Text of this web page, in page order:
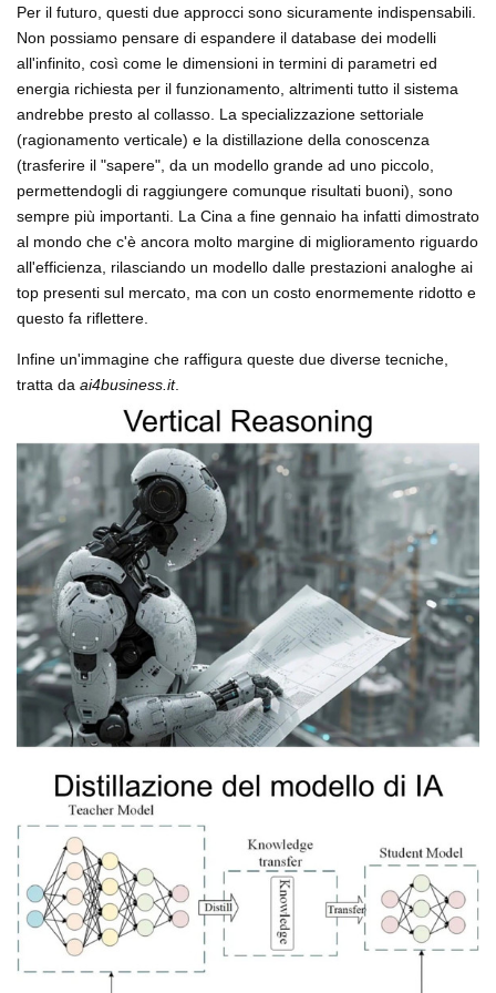
Per il futuro, questi due approcci sono sicuramente indispensabili.
Non possiamo pensare di espandere il database dei modelli
all'infinito, così come le dimensioni in termini di parametri ed
energia richiesta per il funzionamento, altrimenti tutto il sistema
andrebbe presto al collasso. La specializzazione settoriale
(ragionamento verticale) e la distillazione della conoscenza
(trasferire il "sapere", da un modello grande ad uno piccolo,
permettendogli di raggiungere comunque risultati buoni), sono
sempre più importanti. La Cina a fine gennaio ha infatti dimostrato
al mondo che c'è ancora molto margine di miglioramento riguardo
all'efficienza, rilasciando un modello dalle prestazioni analoghe ai
top presenti sul mercato, ma con un costo enormemente ridotto e
questo fa riflettere.
Infine un'immagine che raffigura queste due diverse tecniche,
tratta da ai4business.it.